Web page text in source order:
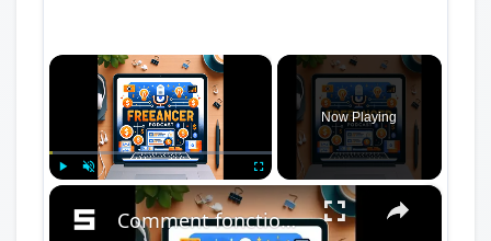
×
Now Playing
×
Comment fonctionne Telegram